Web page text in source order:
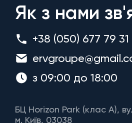
Як з нами
+38 (050) 677 79 31
з 09:00 до 18:00
БЦ Horizon Park (клас A),
м. Київ, 03038